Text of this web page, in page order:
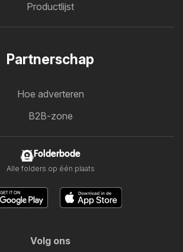
Productlijst
Partnerschap
Hoe adverteren
B2B-zone
Folderbode
Alle folders op één plaats
Volg ons